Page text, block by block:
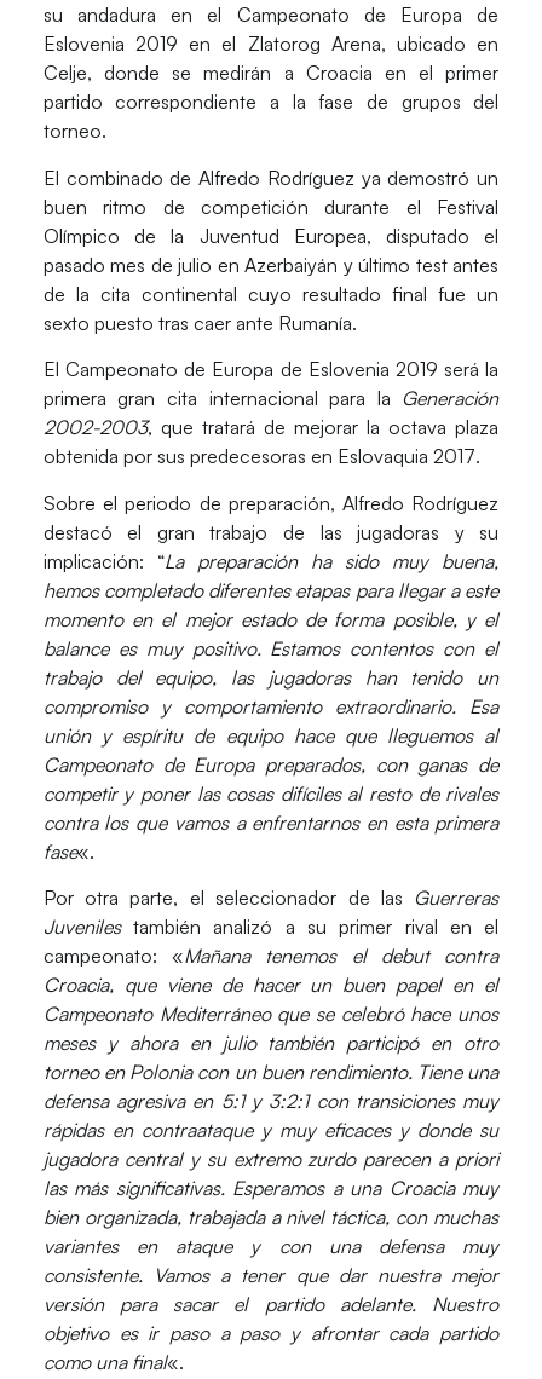
su andadura en el Campeonato de Europa de
Eslovenia 2019 en el Zlatorog Arena, ubicado en
Celje, donde se medirán a Croacia en el primer
partido correspondiente a la fase de grupos del
torneo.
El combinado deAlfredo Rodríguez ya demostró un
buen ritmo de competición durante el Festival
Olímpico de la Juventud Europea, disputado el
pasado mes de julio en Azerbaiyán y último test antes
de la cita continental cuyo resultado final fue un
sexto puesto tras caer ante Rumanía.
El Campeonato de Europa de Eslovenia 2019 será la
primera gran cita internacional para la Generación
2002-2003, que tratará de mejorar la octava plaza
obtenida por sus predecesoras en Eslovaquia 2017.
Sobre el periodo de preparación, Alfredo Rodríguez
destacó el gran trabajo de las jugadoras y su
implicación: “La preparación ha sido muy buena,
hemos completado diferentes etapas para llegar a este
momento en el mejor estado de forma posible, y el
balance es muy positivo. Estamos contentos con el
trabajo del equipo, las jugadoras han tenido un
compromiso y comportamiento extraordinario. Esa
unión y espíritu de equipo hace que lleguemos al
Campeonato de Europa preparados, con ganas de
competir y poner las cosas difíciles al resto de rivales
contra los que vamos a enfrentarnos en esta primera
fase«.
Por otra parte, el seleccionador de las Guerreras
Juvenilestambién analizó a su primer rival en el
campeonato: «Mañana tenemos el debut contra
Croacia, que viene de hacer un buen papel en el
Campeonato Mediterráneo que se celebró hace unos
meses y ahora en julio también participó en otro
torneo en Polonia con un buen rendimiento. Tiene una
defensa agresiva en 5:1 y 3:2:1 con transiciones muy
rápidas en contraataque y muy eficaces y donde su
jugadora central y su extremo zurdo parecen a priori
las más significativas. Esperamos a una Croacia muy
bien organizada, trabajada a nivel táctica, con muchas
variantes en ataque y con una defensa muy
consistente. Vamos a tener que dar nuestra mejor
versión para sacar el partido adelante. Nuestro
objetivo es ir paso a paso y afrontar cada partido
como una final«.